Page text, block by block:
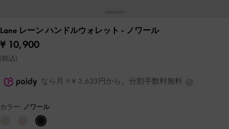
Lane レーン ハンドルウォレット - ノワール
¥ 10,900
(税込)
なら月々¥ 3,633円から。分割手数料無料
カラー: ノワール